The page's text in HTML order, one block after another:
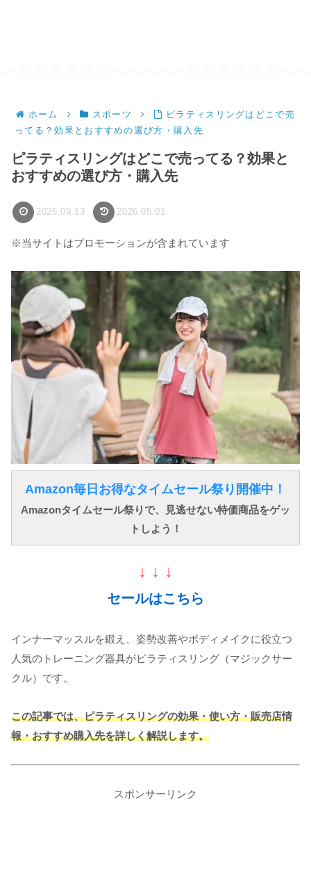
ホーム スポーツ
ピラティスリングはどこで売
ってる？効果とおすすめの選び方・購入先
ピラティスリングはどこで売ってる？効果と
おすすめの選び方・購入先
2025.09.13 2026.05.01
※当サイトはプロモーションが含まれています
Amazon毎日お得なタイムセール祭り開催中！
Amazonタイムセール祭りで、見逃せない特価商品をゲッ
トしよう！
↓ ↓ ↓
セールはこちら
インナーマッスルを鍛え、姿勢改善やボディメイクに役立つ
人気のトレーニング器具がピラティスリング（マジックサー
クル）です。
この記事では、ピラティスリングの効果・使い方・販売店情
報・おすすめ購入先を詳しく解説します。
スポンサーリンク